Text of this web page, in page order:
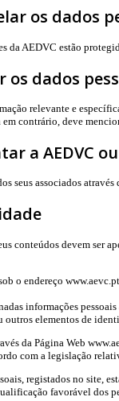
os dados
da AEDVC estão
os dados
relevante e
contrário, deve
a AEDVC
seus associados
conteúdos devem ser
o endereço
informações
elementos de
da Página Web
com a legislação
registados no site,
favorável dos